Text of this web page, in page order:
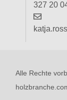
327 20
Alle Rechte